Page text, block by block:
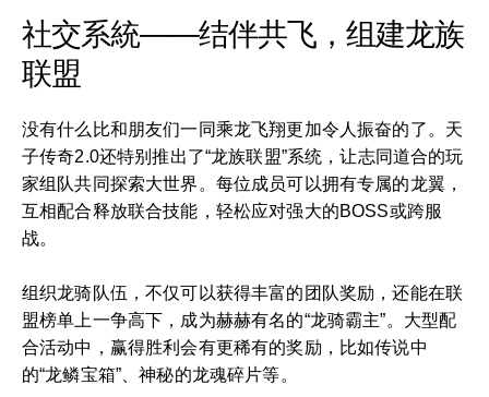
社交系統——结伴共飞，组建龙族
联盟
没有什么比和朋友们一同乘龙飞翔更加令人振奋的了。天
子传奇2.0还特别推出了“龙族联盟”系统，让志同道合的玩
家组队共同探索大世界。每位成员可以拥有专属的龙翼，
互相配合释放联合技能，轻松应对强大的BOSS或跨服
战。
组织龙骑队伍，不仅可以获得丰富的团队奖励，还能在联
盟榜单上一争高下，成为赫赫有名的“龙骑霸主”。大型配
合活动中，赢得胜利会有更稀有的奖励，比如传说中
的“龙鳞宝箱”、神秘的龙魂碎片等。